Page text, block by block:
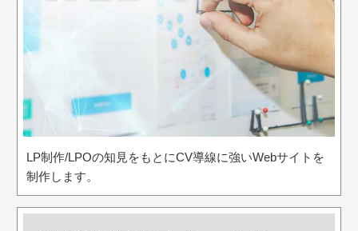
LP制作/LPOの知見をもとにCV導線に強いWebサイトを
制作します。